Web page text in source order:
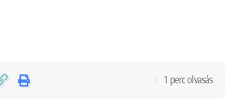
1 perc olvasás